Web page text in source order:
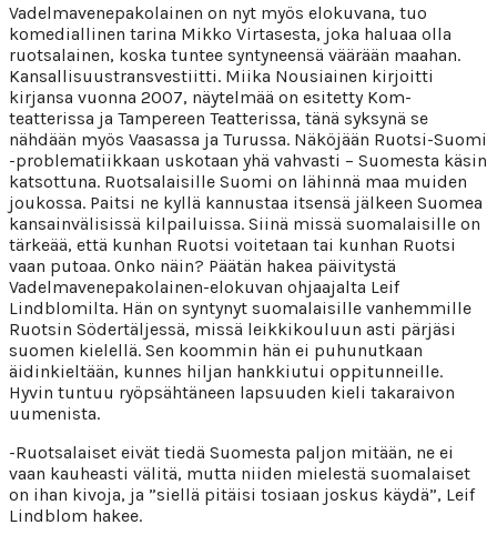
Vadelmavenepakolainen on nyt myös elokuvana, tuo
komediallinen tarina Mikko Virtasesta, joka haluaa olla
ruotsalainen, koska tuntee syntyneensä väärään maahan.
Kansallisuustransvestiitti. Miika Nousiainen kirjoitti
kirjansa vuonna 2007, näytelmää on esitetty Kom-
teatterissa ja Tampereen Teatterissa, tänä syksynä se
nähdään myös Vaasassa ja Turussa. Näköjään Ruotsi-Suomi
-problematiikkaan uskotaan yhä vahvasti – Suomesta käsin
katsottuna. Ruotsalaisille Suomi on lähinnä maa muiden
joukossa. Paitsi ne kyllä kannustaa itsensä jälkeen Suomea
kansainvälisissä kilpailuissa. Siinä missä suomalaisille on
tärkeää, että kunhan Ruotsi voitetaan tai kunhan Ruotsi
vaan putoaa. Onko näin? Päätän hakea päivitystä
Vadelmavenepakolainen-elokuvan ohjaajalta Leif
Lindblomilta. Hän on syntynyt suomalaisille vanhemmille
Ruotsin Södertäljessä, missä leikkikouluun asti pärjäsi
suomen kielellä. Sen koommin hän ei puhunutkaan
äidinkieltään, kunnes hiljan hankkiutui oppitunneille.
Hyvin tuntuu ryöpsähtäneen lapsuuden kieli takaraivon
uumenista.
-Ruotsalaiset eivät tiedä Suomesta paljon mitään, ne ei
vaan kauheasti välitä, mutta niiden mielestä suomalaiset
on ihan kivoja, ja ”siellä pitäisi tosiaan joskus käydä”, Leif
Lindblom hakee.